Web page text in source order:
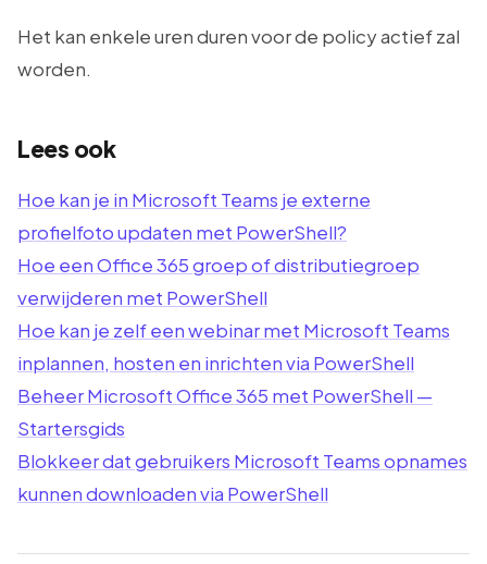
Het kan enkele uren duren voor de policy actief zal
worden.
Lees ook
Hoe kan je in Microsoft Teams je externe
profielfoto updaten met PowerShell?
Hoe een Office 365 groep of distributiegroep
verwijderen met PowerShell
Hoe kan je zelf een webinar met Microsoft Teams
inplannen, hosten en inrichten via PowerShell
Beheer Microsoft Office 365 met PowerShell —
Startersgids
Blokkeer dat gebruikers Microsoft Teams opnames
kunnen downloaden via PowerShell